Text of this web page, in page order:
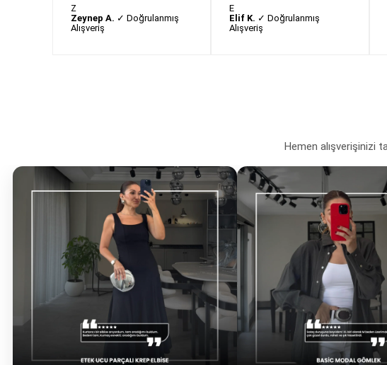
Z
Zeynep A. ✓ Doğrulanmış
Alışveriş
E
Elif K. ✓ Doğrulanmış
Alışveriş
Hemen alışverişinizi